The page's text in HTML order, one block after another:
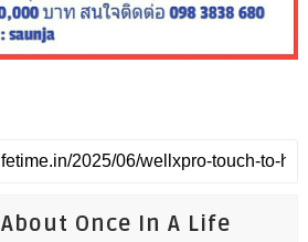
About Once In A Life